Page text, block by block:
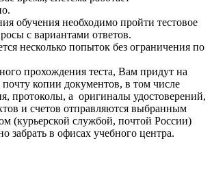
обучения необходимо пройти тестовое
с вариантами ответов.
несколько попыток без ограничения по
прохождения теста, Вам придут на
копии документов, в том числе
протоколы, а оригиналы удостоверений,
и счетов отправляются выбранным
(курьерской службой, почтой России)
забрать в офисах учебного центра.